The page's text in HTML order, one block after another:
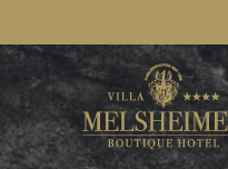
to
content